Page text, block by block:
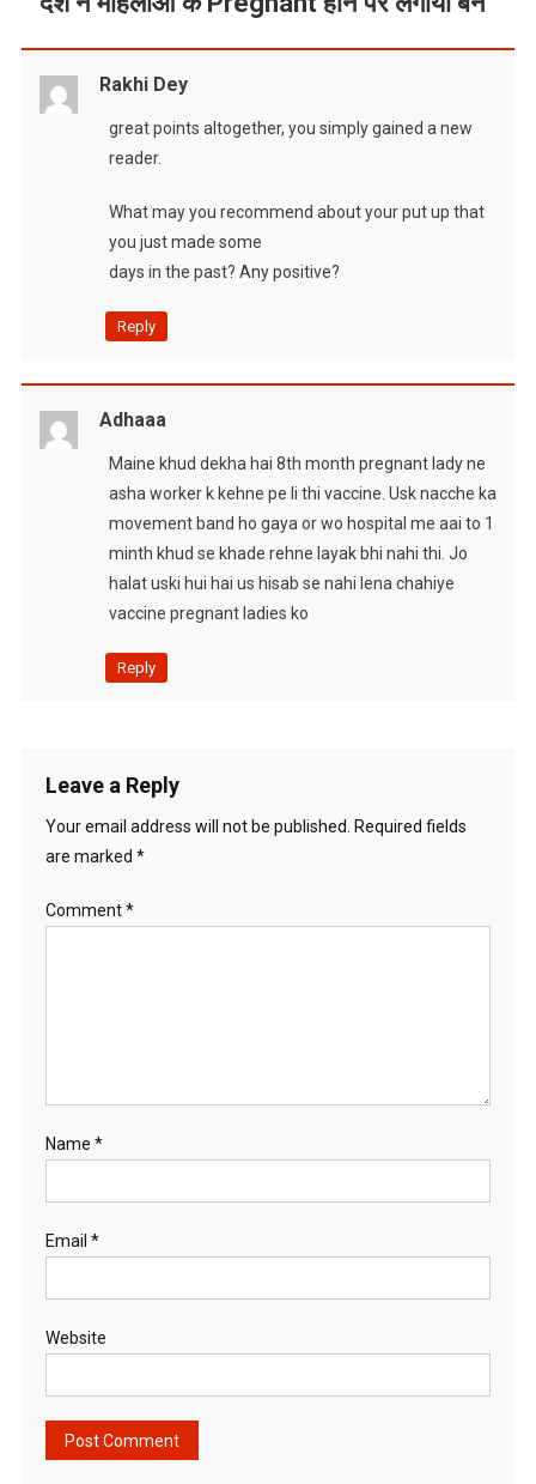
Rakhi Dey
great points altogether, you simply gained a new
reader.
What may you recommend about your put up that
you just made some
days in the past? Any positive?
Reply
Adhaaa
Maine khud dekha hai 8th month pregnant lady ne
asha worker k kehne pe li thi vaccine. Usk nacche ka
movement band ho gaya or wo hospital me aai to 1
minth khud se khade rehne layak bhi nahi thi. Jo
halat uski hui hai us hisab se nahi lena chahiye
vaccine pregnant ladies ko
Reply
Leave a Reply
Your email address will not be published.
Required fields
are marked *
Comment*
Name *
Email *
Website